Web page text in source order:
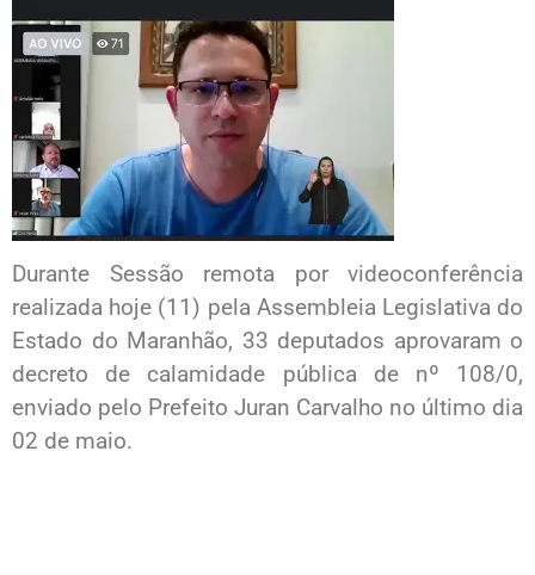
Durante Sessão remota por videoconferência
realizada hoje (11) pela Assembleia Legislativa do
Estado do Maranhão, 33 deputados aprovaram o
decreto de calamidade pública de nº 108/0,
enviado pelo Prefeito Juran Carvalho no último dia
02 de maio.